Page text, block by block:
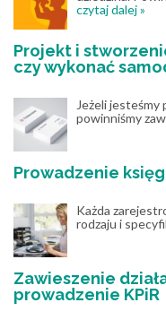
czytaj dalej »
Projekt i
czy wykonać
Jeżeli jesteśmy
powinniśmy
Prowadzenie
Każda
rodzaju i
Zawieszenie
prowadzenie KPiR